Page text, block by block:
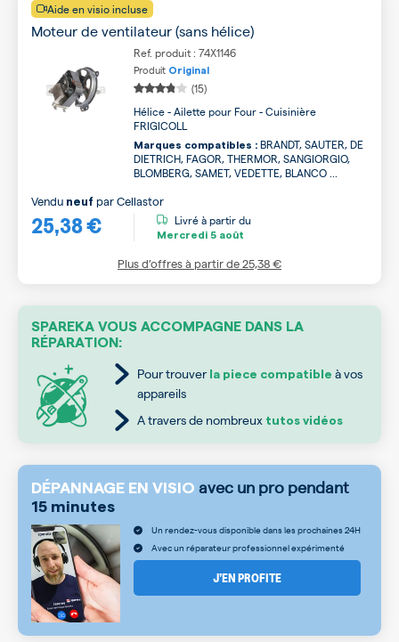
Aide en visio incluse
Moteur de ventilateur (sans hélice)
Ref. produit : 74X1146
Produit Original
(15)
Hélice - Ailette pour Four - Cuisinière
FRIGICOLL
Marques compatibles : BRANDT, SAUTER, DE
DIETRICH, FAGOR, THERMOR, SANGIORGIO,
BLOMBERG, SAMET, VEDETTE, BLANCO ...
25,38 €
Vendu neuf parCellastor
Livré à partir du
Mercredi 5 août
Plus d’offres à partir de25,38 €
SPAREKA VOUS ACCOMPAGNE DANS LA
RÉPARATION:
Pour trouver la piece compatible à vos
appareils
A travers de nombreux tutos vidéos
DÉPANNAGE EN VISIO avec un pro pendant
15 minutes
Un rendez-vous disponible dans les prochaines 24H
Avec un réparateur professionnel expérimenté
J’EN PROFITE